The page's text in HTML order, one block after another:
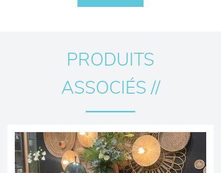
PRODUITS
ASSOCIÉS //